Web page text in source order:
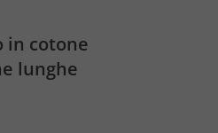
in cotone
lunghe